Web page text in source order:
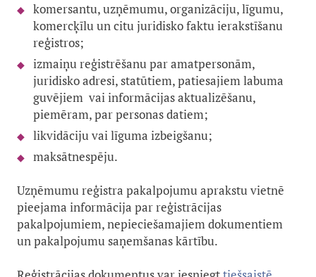
komersantu, uzņēmumu, organizāciju, līgumu,
komercķīlu un citu juridisko faktu ierakstīšanu
reģistros;
izmaiņu reģistrēšanu par amatpersonām,
juridisko adresi, statūtiem, patiesajiem labuma
guvējiem vai informācijas aktualizēšanu,
piemēram, par personas datiem;
likvidāciju vai līguma izbeigšanu;
maksātnespēju.
Uzņēmumu reģistra pakalpojumu aprakstu vietnē
pieejama informācija par reģistrācijas
pakalpojumiem, nepieciešamajiem dokumentiem
un pakalpojumu saņemšanas kārtību.